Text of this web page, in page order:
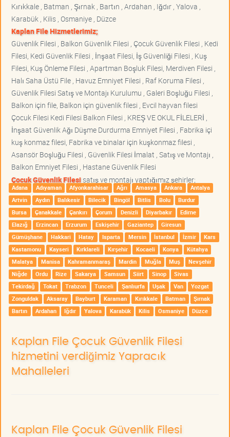
Kırıkkale , Batman , Şırnak , Bartın , Ardahan , Iğdır , Yalova ,
Karabük , Kilis , Osmaniye , Düzce
Kaplan File Hizmetlerimiz;
Güvenlik Filesi , Balkon Güvenlik Filesi , Çocuk Güvenlik Filesi , Kedi
Filesi, Kedi Güvenlik Filesi , İnşaat Filesi, İş Güvenliği Filesi , Kuş
Filesi, Kuş Önleme Filesi , Apartman Boşluk Filesi, Merdiven Filesi ,
Halı Saha Üstü File , Havuz Emniyet Filesi , Raf Koruma Filesi ,
Güvenlik Filesi Satış ve Montajı Kurulumu , Galeri Boşluğu Filesi ,
Balkon için file, Balkon için güvenlik filesi , Evcil hayvan filesi
Çocuk Filesi Kedi Filesi Balkon Filesi , KREŞ VE OKUL FİLELERİ ,
İnşaat Güvenlik Ağı Düşme Durdurma Emniyet Filesi , Fabrika içi
kuş konmaz filesi, Fabrika ve binalar için kuşkonmaz filesi ,
Asansör Boşluğu Filesi , Güvenlik Filesi İmalat , Satış ve Montajı ,
Balkon Emniyet Filesi , Hastane Güvenlik Filesi
Çocuk Güvenlik Filesisatış ve montajı yaptığımız şehirler;
Adana Adıyaman Afyonkarahisar Ağrı Amasya Ankara
Antalya
Artvin
Aydın Balıkesir Bilecik Bingöl Bitlis Bolu
Burdur
Bursa
Çanakkale Çankırı Çorum Denizli Diyarbakır
Edirne
Elazığ
Erzincan Erzurum Eskişehir Gaziantep
Giresun
Gümüşhane
Hakkari Hatay Isparta Mersin İstanbul İzmir
Kars
Kastamonu
Kayseri Kırklareli Kırşehir Kocaeli Konya
Kütahya
Malatya
Manisa Kahramanmaraş Mardin Muğla Muş
Nevşehir
Niğde
Ordu Rize Sakarya Samsun Siirt Sinop
Sivas
Tekirdağ
Tokat Trabzon Tunceli Şanlıurfa Uşak Van
Yozgat
Zonguldak
Aksaray Bayburt Karaman Kırıkkale Batman
Şırnak
Bartın
Ardahan Iğdır Yalova Karabük Kilis Osmaniye Düzce
Kaplan File Çocuk Güvenlik Filesi
hizmetini verdiğimiz Yapracık
Mahalleleri
Kaplan File Çocuk Güvenlik Filesi